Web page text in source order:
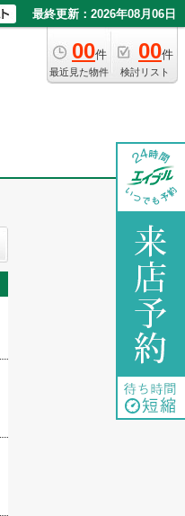
最終更新：2026年08月06日
00件
最近見た物件
00件
検討リスト